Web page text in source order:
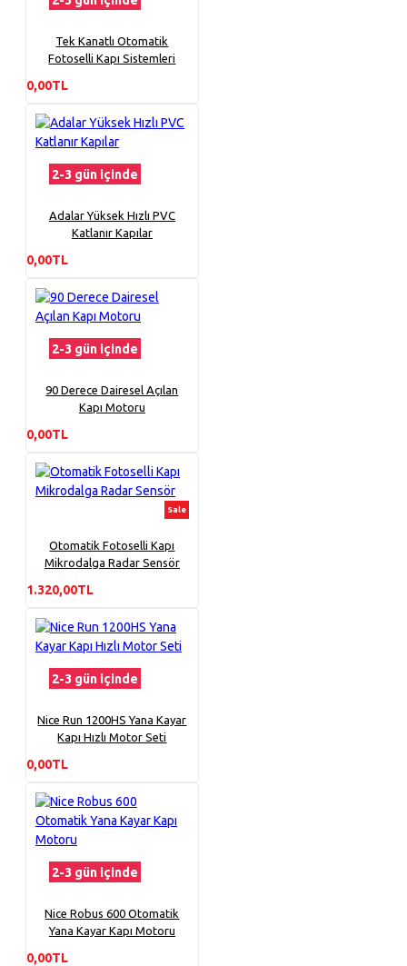
Tek Kanatlı Otomatik
Fotoselli Kapı Sistemleri
0,00TL
2-3 gün içinde
Adalar Yüksek Hızlı PVC
Katlanır Kapılar
0,00TL
2-3 gün içinde
90 Derece Dairesel Açılan
Kapı Motoru
0,00TL
Sale
Otomatik Fotoselli Kapı
Mikrodalga Radar Sensör
1.320,00TL
2-3 gün içinde
Nice Run 1200HS Yana Kayar
Kapı Hızlı Motor Seti
0,00TL
2-3 gün içinde
Nice Robus 600 Otomatik
Yana Kayar Kapı Motoru
0,00TL